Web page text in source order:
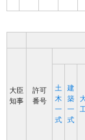
大臣
知事
許可
番号
土
木
一
式
建
築
一
式